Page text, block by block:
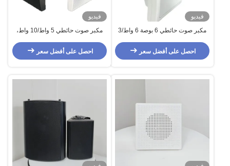
فيديو
مكبر صوت حائطي 6 بوصة 6 واط/3
مادة ABS للفنادق والمطاعم مع
إمكانية تخصيص الشعار
احصل على أفضل سعر
فيديو
مكبر صوت حائطي 5 واط/10 واط،
بوصة، مادة ABS، صوت جيد
للتطبيقات التجارية
احصل على أفضل سعر